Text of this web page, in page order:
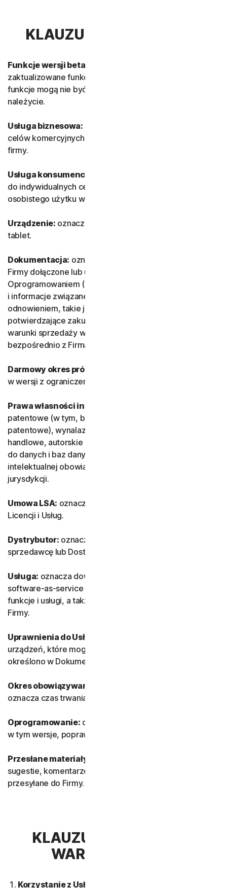
KLAUZULA 1 — DEFINICJE
Funkcje wersji beta:
zaktualizowane funkcje, które wciąż są testowane. Te
funkcje mogą nie być ukończone i mogą nie działać
należycie.
Usługa biznesowa:
celów komercyjnych i do wewnętrznego użytku Małej
firmy.
Usługa konsumencka:
do indywidualnych celów konsumenckich i do
osobistego użytku w gospodarstwie domowym.
Urządzenie: oznacza komputer, laptop, smartfon lub
tablet.
Dokumentacja: oznacza dokumenty i informacje od
Firmy dołączone lub udostępnione wraz z Usługą i/lub
Oprogramowaniem (w tym między innymi opakowanie
i informacje związane z zakupem, subskrypcją lub
odnowieniem, takie jak paragon lub wiadomość e-mail
potwierdzające zakup, subskrypcję lub odnowienie albo
warunki sprzedaży w przypadku transakcji zawieranych
bezpośrednio z Firmą).
Darmowy okres próbny:
w wersji z ograniczeniem czasowym lub bez.
Prawa własności intelektualnej:
patentowe (w tym, bez ograniczeń, wnioski i zgłoszenia
patentowe), wynalazki, prawa autorskie, tajemnice
handlowe, autorskie prawa osobiste, know-how, prawa
do danych i baz danych oraz inne prawa własności
intelektualnej obowiązujące w danym kraju lub w danej
jurysdykcji.
Umowa LSA: oznacza niniejszą Umowę dotyczącą
Licencji i Usług.
Dystrybutor: oznacza autoryzowanego przez Firmę
sprzedawcę lub Dostawcę usług IT.
Usługa: oznacza dowolną usługę lub ofertę subskrypcji
software-as-service (SaaS) Firmy oraz powiązane z nią
funkcje i usługi, a także jednorazowe usługi lub produkty
Firmy.
Uprawnienia do Usług:
urządzeń, które mogą korzystać z Oprogramowania, jak
określono w Dokumentacji.
Okres obowiązywania Usługi:
oznacza czas trwania Usługi.
Oprogramowanie: oznacza oprogramowanie Firmy,
w tym wersje, poprawki, aktualizacje i ulepszenia.
Przesłane materiały:
sugestie, komentarze i pomysły związane z Usługami
przesyłane do Firmy.
KLAUZULA 2 — OGÓLNE
WARUNKI USŁUGI
Korzystanie z Usług.